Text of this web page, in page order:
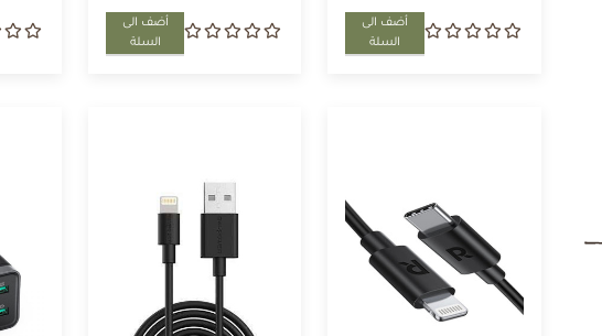
أضف الى
السلة
أضف الى
السلة